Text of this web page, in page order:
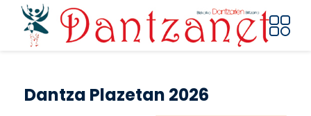
Pasar al contenido principal
Dantza Plazetan 2026